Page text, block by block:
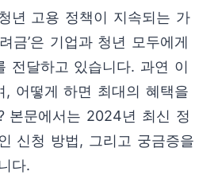
년 고용 정책이 지속되는 가
금’은 기업과 청년 모두에게
전달하고 있습니다. 과연 이
, 어떻게 하면 최대의 혜택을
본문에서는 2024년 최신 정
신청 방법, 그리고 궁금증을
다.